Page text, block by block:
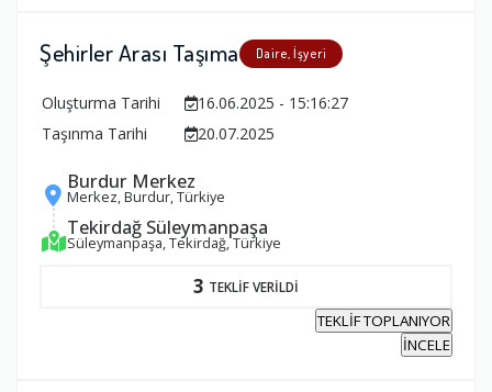
Şehirler Arası Taşıma Daire, İşyeri
Oluşturma Tarihi
16.06.2025 - 15:16:27
Taşınma Tarihi
20.07.2025
Burdur Merkez
Merkez, Burdur, Türkiye
Tekirdağ Süleymanpaşa
Süleymanpaşa, Tekirdağ, Türkiye
3 TEKLİF VERİLDİ
TEKLİF TOPLANIYOR
İNCELE